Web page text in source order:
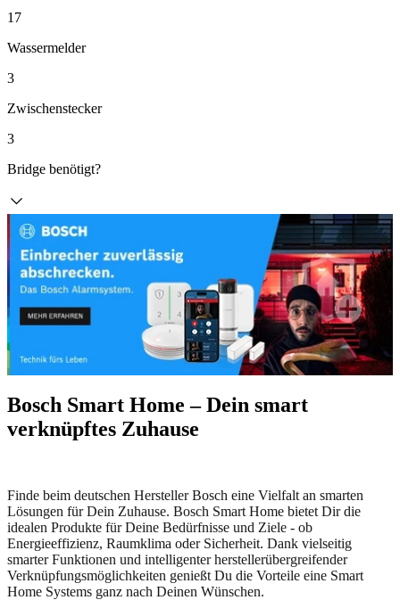
17
Wassermelder
3
Zwischenstecker
3
Bridge benötigt?
Bosch Smart Home – Dein smart
verknüpftes Zuhause
Finde beim deutschen Hersteller Bosch eine Vielfalt an smarten
Lösungen für Dein Zuhause. Bosch Smart Home bietet Dir die
idealen Produkte für Deine Bedürfnisse und Ziele - ob
Energieeffizienz, Raumklima oder Sicherheit. Dank vielseitig
smarter Funktionen und intelligenter herstellerübergreifender
Verknüpfungsmöglichkeiten genießt Du die Vorteile eine Smart
Home Systems ganz nach Deinen Wünschen.